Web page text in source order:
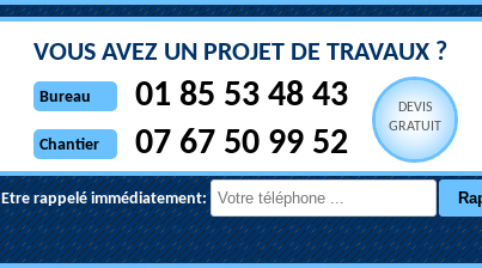
VOUS AVEZ UN PROJET DE TRAVAUX ?
Bureau 01 85 53 48 43
Chantier 07 67 50 99 52
DEVIS
GRATUIT
Etre rappelé immédiatement: